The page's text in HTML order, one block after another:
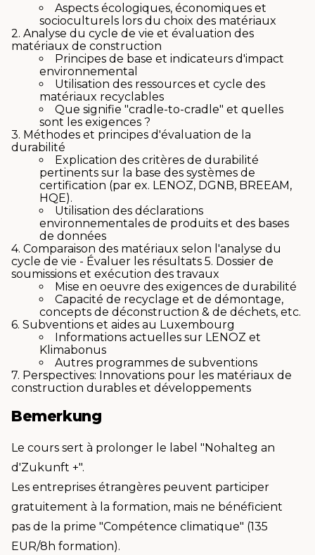
Aspects écologiques, économiques et
socioculturels lors du choix des matériaux
2. Analyse du cycle de vie et évaluation des
matériaux de construction
Principes de base et indicateurs d'impact
environnemental
Utilisation des ressources et cycle des
matériaux recyclables
Que signifie "cradle-to-cradle" et quelles
sont les exigences ?
3. Méthodes et principes d'évaluation de la
durabilité
Explication des critères de durabilité
pertinents sur la base des systèmes de
certification (par ex. LENOZ, DGNB, BREEAM,
HQE).
Utilisation des déclarations
environnementales de produits et des bases
de données
4. Comparaison des matériaux selon l'analyse du
cycle de vie - Évaluer les résultats 5. Dossier de
soumissions et exécution des travaux
Mise en oeuvre des exigences de durabilité
Capacité de recyclage et de démontage,
concepts de déconstruction & de déchets, etc.
6. Subventions et aides au Luxembourg
Informations actuelles sur LENOZ et
Klimabonus
Autres programmes de subventions
7. Perspectives: Innovations pour les matériaux de
construction durables et développements
Bemerkung
Le cours sert à prolonger le label "Nohalteg an
d'Zukunft +".
Les entreprises étrangères peuvent participer
gratuitement à la formation, mais ne bénéficient
pas de la prime "Compétence climatique" (135
EUR/8h formation).